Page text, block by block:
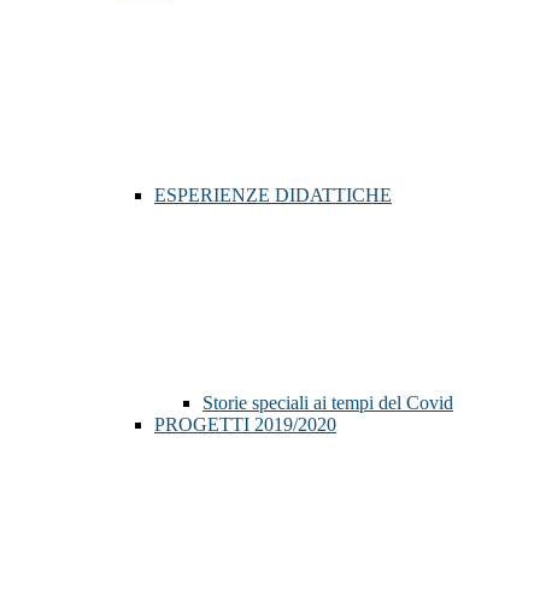
ESPERIENZE DIDATTICHE
Storie speciali ai tempi del Covid
PROGETTI 2019/2020